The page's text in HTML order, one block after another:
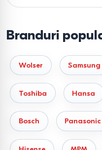
inverter.
Tipuri
cu microunde
Cuptoare cu
universală pentru casă
Cuptoare cu
Branduri
Wolser Samsung
Toshiba Hansa
Bosch Panasonic